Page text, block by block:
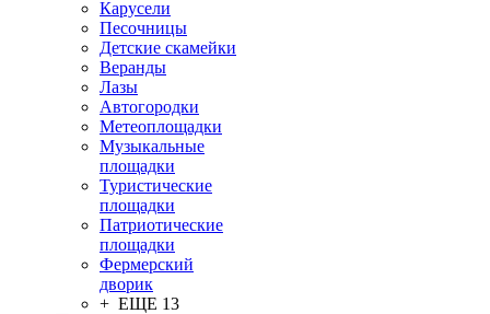
Карусели
Песочницы
Детские скамейки
Веранды
Лазы
Автогородки
Метеоплощадки
Музыкальные
площадки
Туристические
площадки
Патриотические
площадки
Фермерский
дворик
+ ЕЩЕ 13